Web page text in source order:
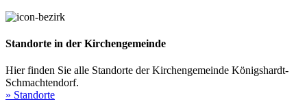
Standorte in der Kirchengemeinde
Hier finden Sie alle Standorte der Kirchengemeinde Königshardt-
Schmachtendorf.
» Standorte